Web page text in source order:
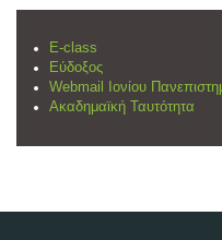
E-class
Εύδοξος
Webmail Ιονίου
Ακαδημαϊκή Ταυτότητα